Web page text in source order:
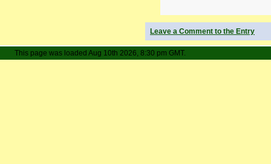
Leave a Comment to the Entry
This page was loaded Aug 10th 2026, 8:30 pm GMT.